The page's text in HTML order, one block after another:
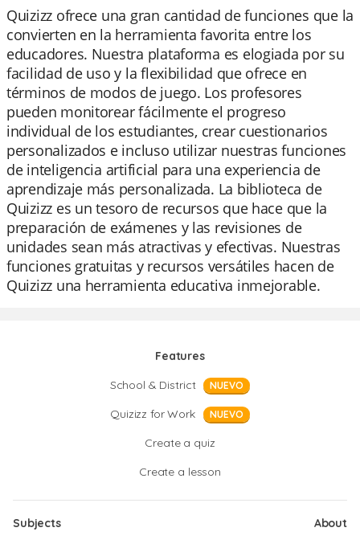
Quizizz ofrece una gran cantidad de funciones que la
convierten en la herramienta favorita entre los
educadores. Nuestra plataforma es elogiada por su
facilidad de uso y la flexibilidad que ofrece en
términos de modos de juego. Los profesores
pueden monitorear fácilmente el progreso
individual de los estudiantes, crear cuestionarios
personalizados e incluso utilizar nuestras funciones
de inteligencia artificial para una experiencia de
aprendizaje más personalizada. La biblioteca de
Quizizz es un tesoro de recursos que hace que la
preparación de exámenes y las revisiones de
unidades sean más atractivas y efectivas. Nuestras
funciones gratuitas y recursos versátiles hacen de
Quizizz una herramienta educativa inmejorable.
Features
School & District
NUEVO
Quizizz for Work NUEVO
Create a quiz
Create a lesson
Subjects
About